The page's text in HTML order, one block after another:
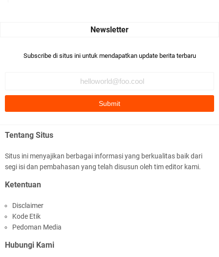
Bismillaah semoga pembuat artikel Alloh berikan pemahaman yg
Ada sejumlah pertanyaan kepada Anda dan jawablah dengan
mengikuti ust. K …
Anonymous
Anonymous
Subscribe di situs ini untuk mendapatkan update berita terbaru
Tentang Situs
Situs ini menyajikan berbagai informasi yang berkualitas baik dari
segi isi dan pembahasan yang telah disusun oleh tim editor kami.
Ketentuan
Disclaimer
Kode Etik
Pedoman Media
Hubungi Kami